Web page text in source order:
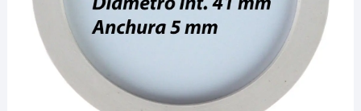
¡Hola! Soy el asesor virtual de Ferretería El Arroyo.
Cuéntame qué necesitas y te ayudo a encontrarlo,
aunque no sepas el nombre exacto